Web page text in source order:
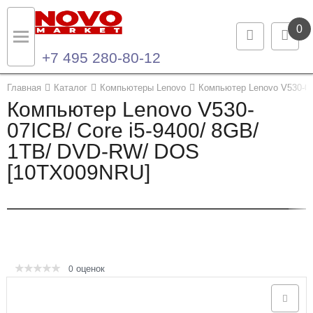
0
+7 495 280-80-12
Главная Каталог Компьютеры Lenovo Компьютер Lenovo V530-
Компьютер Lenovo V530-
07ICB/ Core i5-9400/ 8GB/
1TB/ DVD-RW/ DOS
[10TX009NRU]
0 оценок
Назад
Каталог продукции
Ноутбуки и ультрабуки
Компьютеры
Опции и комплектующие
Назад
Контакты
Контактная информация